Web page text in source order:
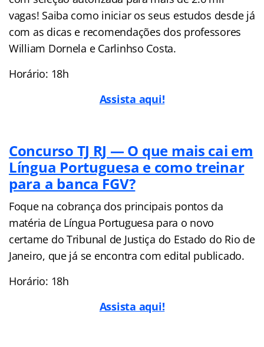
vagas! Saiba como iniciar os seus estudos desde já
com as dicas e recomendações dos professores
William Dornela e Carlinhso Costa.
Horário: 18h
Assista aqui!
Concurso TJ RJ — O que mais cai em
Língua Portuguesa e como treinar
para a banca FGV?
Foque na cobrança dos principais pontos da
matéria de Língua Portuguesa para o novo
certame do Tribunal de Justiça do Estado do Rio de
Janeiro, que já se encontra com edital publicado.
Horário: 18h
Assista aqui!